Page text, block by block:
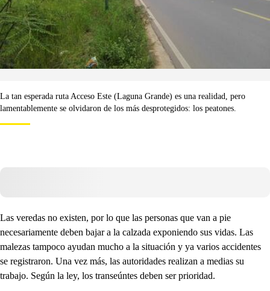
La tan esperada ruta Acceso Este (Laguna Grande) es una realidad, pero
lamentablemente se olvidaron de los más desprotegidos: los peatones.
Las veredas no existen, por lo que las personas que van a pie
necesariamente deben bajar a la calzada exponiendo sus vidas. Las
malezas tampoco ayudan mucho a la situación y ya varios accidentes
se registraron. Una vez más, las autoridades realizan a medias su
trabajo. Según la ley, los transeúntes deben ser prioridad.